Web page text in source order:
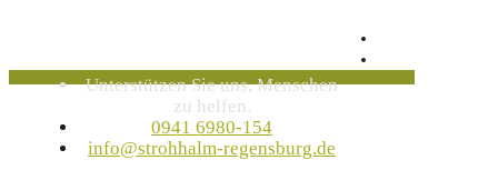
Unterstützen Sie uns, Menschen
zu helfen.
0941 6980-154
info@strohhalm-regensburg.de